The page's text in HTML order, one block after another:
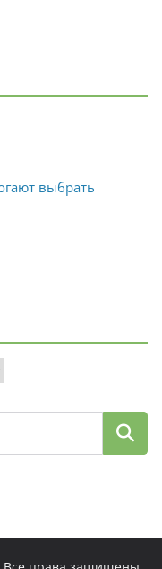
выбрать